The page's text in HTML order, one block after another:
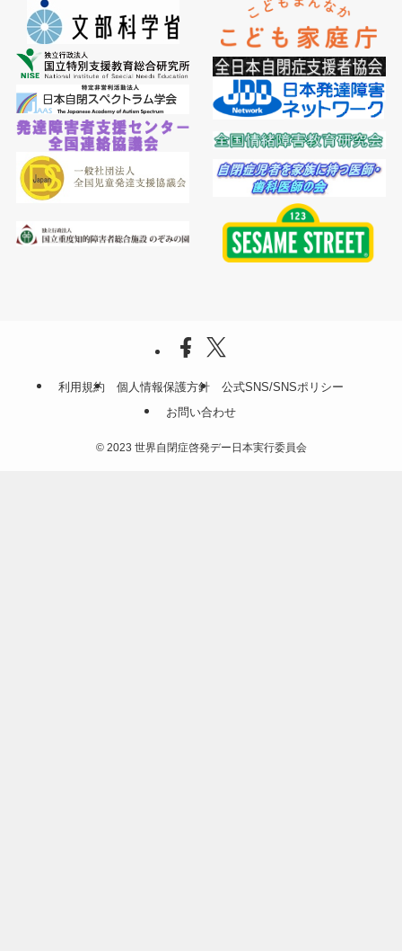
利用規約 個人情報保護方針
公式SNS/SNSポリシー
お問い合わせ
©2023 世界自閉症啓発デー日本実行委員会